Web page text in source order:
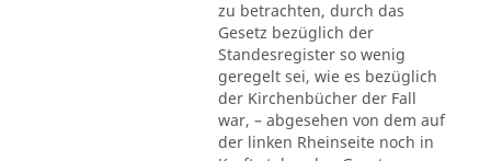
zu betrachten, durch das
Gesetz bezüglich der
Standesregister so wenig
geregelt sei, wie es bezüglich
der Kirchenbücher der Fall
war, – abgesehen von dem auf
der linken Rheinseite noch in